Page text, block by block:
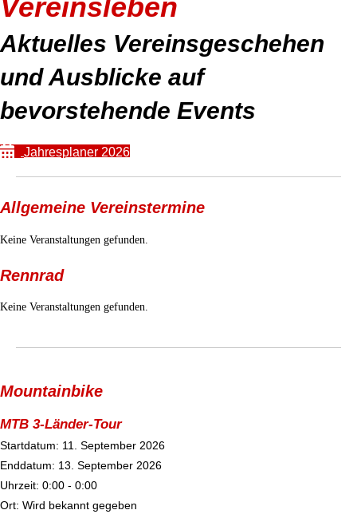
Vereinsleben
Aktuelles Vereinsgeschehen
und Ausblicke auf
bevorstehende Events
Jahresplaner 2026
Allgemeine Vereinstermine
Keine Veranstaltungen gefunden.
Rennrad
Keine Veranstaltungen gefunden.
Mountainbike
MTB 3-Länder-Tour
Startdatum: 11. September 2026
Enddatum: 13. September 2026
Uhrzeit: 0:00 - 0:00
Ort: Wird bekannt gegeben